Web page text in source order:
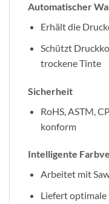
Automatischer
Erhält die
Schützt
trockene Tinte
Sicherheit
RoHS, ASTM,
konform
Intelligente
Arbeitet mit
Liefert